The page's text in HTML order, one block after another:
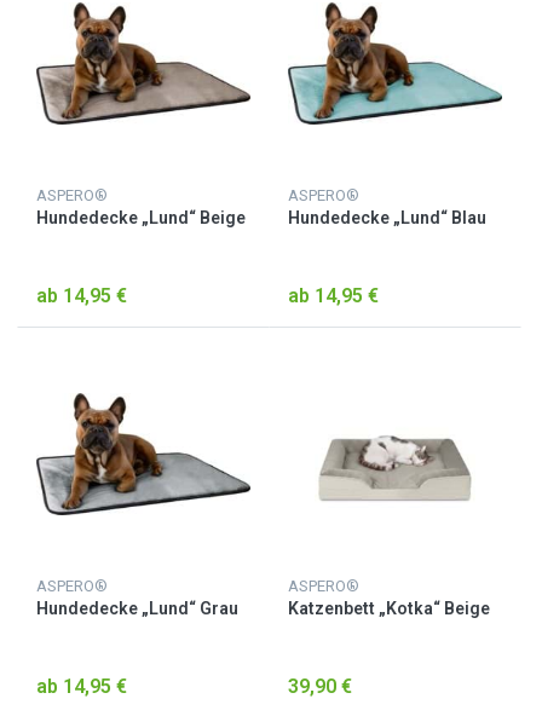
ASPERO®
Hundedecke „Lund“ Beige
ab 14,95 €
ASPERO®
Hundedecke „Lund“ Blau
ab 14,95 €
ASPERO®
Hundedecke „Lund“ Grau
ab 14,95 €
ASPERO®
Katzenbett „Kotka“ Beige
39,90 €